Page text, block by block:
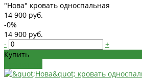
"Нова" кровать односпальная
14 900 руб.
-0%
14 900 руб.
-
+
Купить